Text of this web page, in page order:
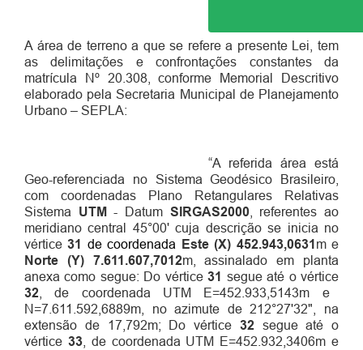
A área de terreno a que se refere a presente Lei, tem
as delimitações e confrontações constantes da
matrícula Nº
20.308, conforme Memorial Descritivo
elaborado pela Secretaria Municipal de Planejamento
Urbano – SEPLA:
“A referida área está
Geo-referenciada no Sistema Geodésico Brasileiro,
com coordenadas Plano Retangulares Relativas
Sistema UTM - Datum SIRGAS2000 , referentes ao
meridiano central 45°00' cuja descrição se inicia no
vértice31 de coordenada Este (X) 452.943,0631 m e
Norte (Y) 7.611.607,7012m, assinalado em planta
anexa como segue: Do vértice31 segue até o vértice
32 , de coordenada UTM E=452.933,5143m e
N=7.611.592,6889m, no azimute de 212°27'32", na
extensão de 17,792m; Do vértice 32 segue até o
vértice 33, de coordenada UTM E=452.932,3406m e